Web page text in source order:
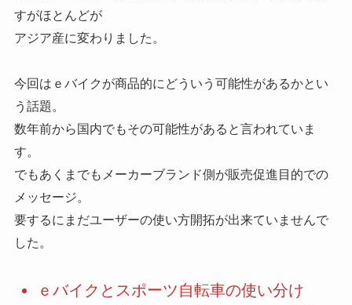
すがほとんどが
アジア産に変わりました。
今回はｅバイクが商品的にどういう可能性があるかとい
う話題。
数年前から国内でもその可能性があると言われていま
す。
でもあくまでもメーカーブランド側が販売促進目的での
メッセージ。
要するにまだユーザーの使い方開拓が出来ていませんで
した。
ｅバイクとスポーツ自転車の使い分け